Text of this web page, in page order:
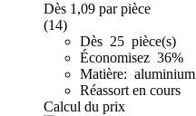
Dès 1,09 par pièce
(14)
Dès 25 pièce(s)
Économisez 36%
Matière: aluminium
Réassort en cours
Calcul du prix